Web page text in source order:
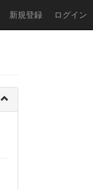
新規登録 ログイン